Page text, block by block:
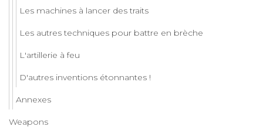
Les machines à lancer des traits
Les autres techniques pour battre en brèche
L'artillerie à feu
D'autres inventions étonnantes !
Annexes
Weapons